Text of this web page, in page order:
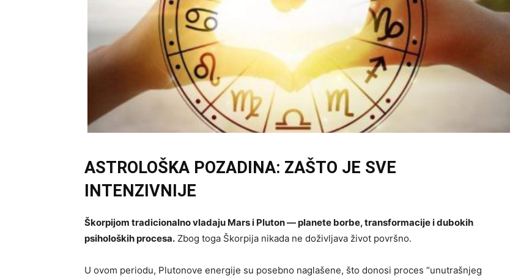
ASTROLOŠKA POZADINA: ZAŠTO JE SVE
INTENZIVNIJE
Škorpijom tradicionalno vladaju Mars i Pluton — planete borbe, transformacije i dubokih
psiholoških procesa. Zbog toga Škorpija nikada ne doživljava život površno.
U ovom periodu, Plutonove energije su posebno naglašene, što donosi proces “unutrašnjeg